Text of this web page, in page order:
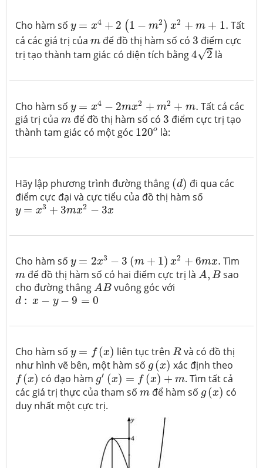
Cho hàm số y = x4 + 2 (1 − m2 ) x2 + m + 1.
+ ( 1− m +m + 1.
Tất
cả các giá trị của m
m để đồ thị hàm số có 3
3 điểm cực
trị tạo thành tam giác có diện tích bằng4√2
4 2 là
Cho hàm số y = x4 − 2mx2 + m2 + m.
− mx m 2 m
Tất cả các
giá trị của m
mđể đồ thị hàm số có 3
3 điểm cực trị tạo
thành tam giác có một góc 120o
120olà:
Hãy lập phương trình đường thẳng (d)
(d) đi qua các
điểm cực đại và cực tiểu của đồ thị hàm số
y = x3 + 3mx2 − 3x
y=x3 +3mx2−3x
Cho hàm số y = 2x3 − 3 (m + 1) x2 + 6mx.
x3 − m + 2 +6 m . Tìm
m
m để đồ thị hàm số có hai điểm cực trị là A, B
A,B sao
cho đường thẳng AB
AB vuông góc với
d : x − y − 9 = 0
d:x−y−9=0
Cho hàm số y = f (x)
y x) liên tục trênR
R và có đồ thị
như hình vẽ bên, một hàm số g (x)
g(x) xác định theo
f (x)
f(x) có đạo hàm g′ (x) = f (x) + m
g′(x)=f(x)+m
. Tìm tất cả
các giá trị thực của tham số m
m để hàm số g (x)
g(x) có
duy nhất một cực trị.